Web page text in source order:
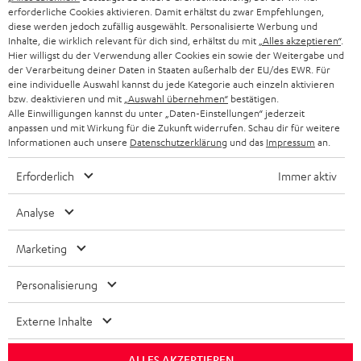
KOPFHÖRER
BLUETOOTH-KOPFHÖRER
STEREOANLAGEN
LAUTSPRECHER
ULTIMA-SERIE
IN-EAR-KOPFHÖRER
FANSHOP
NEUHEITEN
PARTNERPROGRAMM
BLOG
NEWSLETTER
STORES
DEINE VORTEILE BEI TEUFEL
UNSER MANAGEMENT
NACHHALTIGKEIT
UNSERE WERTE
BILDUNGSRABATT
NIEDERLANDE
BELGIEN
FRANKREICH
POLEN
SPANIEN
ITALIEN
Technische Änderungen, Tippfehler und Irrtum vorbehalten. Das auf unseren
Fotos abgebildete Zubehör ist nicht im Lieferumfang enthalten. Etwaige
Entsorgungsgebühren für Batterien sind im Preis inbegriffen.
erforderliche Cookies aktivieren. Damit erhältst du zwar Empfehlungen,
diese werden jedoch zufällig ausgewählt. Personalisierte Werbung und
Inhalte, die wirklich relevant für dich sind, erhältst du mit „Alles akzeptieren“.
Hier willigst du der Verwendung aller Cookies ein sowie der Weitergabe und
der Verarbeitung deiner Daten in Staaten außerhalb der EU/des EWR. Für
eine individuelle Auswahl kannst du jede Kategorie auch einzeln aktivieren
bzw. deaktivieren und mit „Auswahl übernehmen“ bestätigen.
Alle Einwilligungen kannst du unter „Daten-Einstellungen“ jederzeit
anpassen und mit Wirkung für die Zukunft widerrufen. Schau dir für weitere
Informationen auch unsere Datenschutzerklärung und das Impressum an.
Erforderlich Immer aktiv
Analyse
Marketing
Personalisierung
Externe Inhalte